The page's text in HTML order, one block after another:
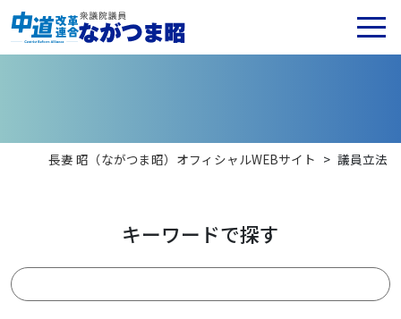
長妻 昭（ながつま昭）オフィシャルWEBサイト > 議員立法
キーワードで探す